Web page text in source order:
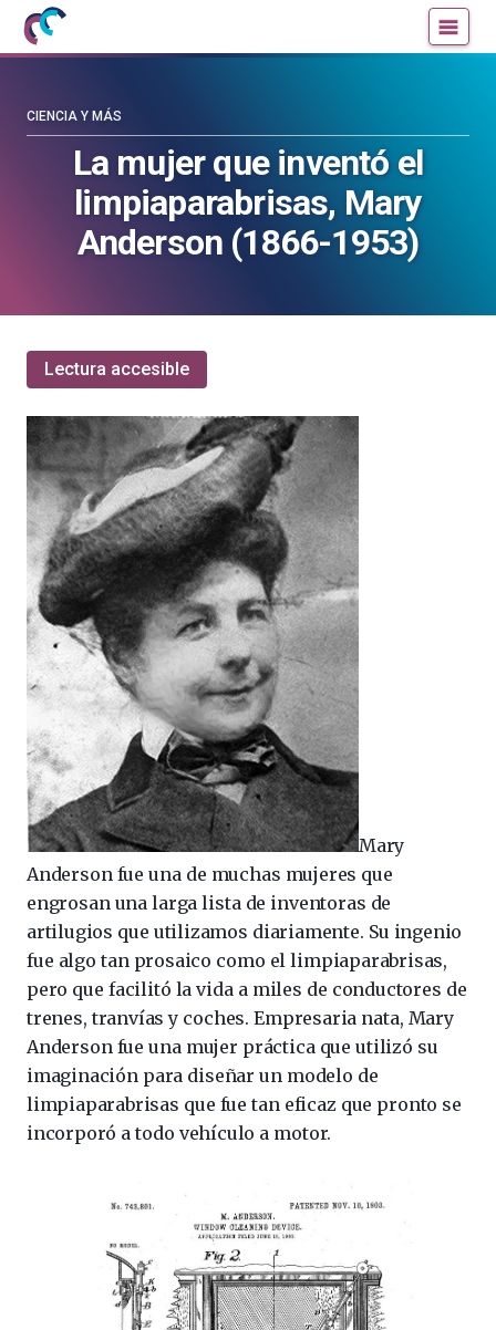
Mujeres
con
blog
La mujer que inventó el
limpiaparabrisas, Mary
Anderson (1866-1953)
CIENCIA Y MÁS
Lectura accesible
Mary
Anderson fue una de muchas mujeres que
engrosan una larga lista de inventoras de
artilugios que utilizamos diariamente. Su ingenio
fue algo tan prosaico como el limpiaparabrisas,
pero que facilitó la vida a miles de conductores de
trenes, tranvías y coches. Empresaria nata, Mary
Anderson fue una mujer práctica que utilizó su
imaginación para diseñar un modelo de
limpiaparabrisas que fue tan eficaz que pronto se
incorporó a todo vehículo a motor.